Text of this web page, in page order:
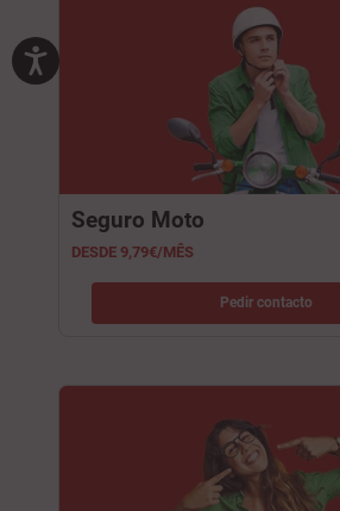
Seguro Moto
DESDE 9,79€/MÊS
Pedir contacto